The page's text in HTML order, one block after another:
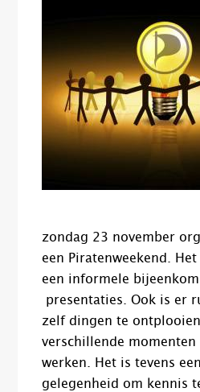
zondag 23 november
een Piratenweekend.
een informele
presentaties. Ook is er
zelf dingen te
verschillende momenten
werken. Het is tevens
gelegenheid om kennis